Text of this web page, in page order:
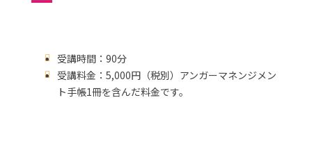
受講時間：90分
受講料金：5,000円（税別）アンガーマネンジメン
ト手帳1冊を含んだ料金です。